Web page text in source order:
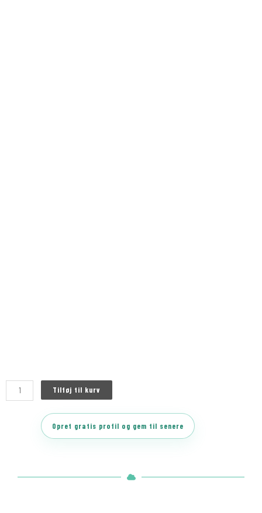
Tilføj til kurv
Opret gratis profil og gem til senere